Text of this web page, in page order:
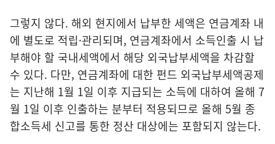
그렇지 않다. 해외 현지에서 납부한 세액은 연금계좌 내
에 별도로 적립·관리되며, 연금계좌에서 소득인출 시 납
부해야 할 국내세액에서 해당 외국납부세액을 차감할
수 있다. 다만, 연금계좌에 대한 펀드 외국납부세액공제
는 지난해 1월 1일 이후 지급되는 소득에 대하여 올해 7
월 1일 이후 인출하는 분부터 적용되므로 올해 5월 종
합소득세 신고를 통한 정산 대상에는 포함되지 않는다.